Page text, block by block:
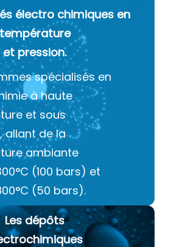
électro chimiques en
et pression.
spécialisés en
à haute
et sous
allant de la
ambiante
(100 bars) et
(50 bars).
Les dépôts